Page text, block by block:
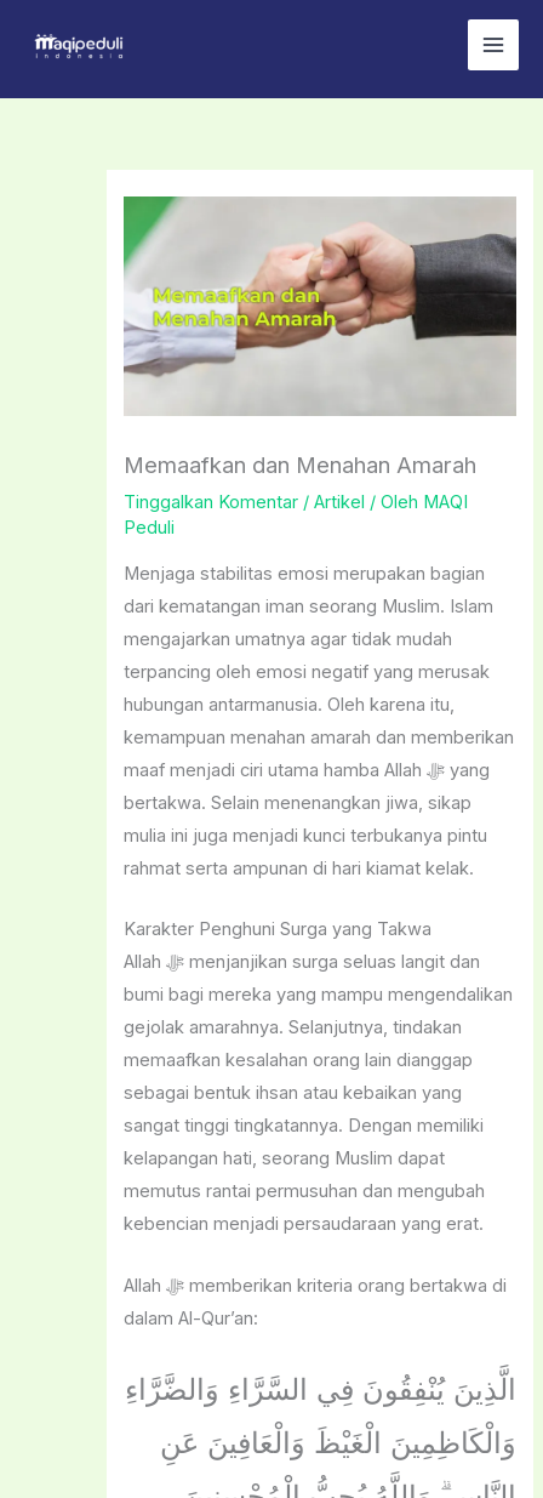
Memaafkan dan Menahan Amarah
Tinggalkan Komentar /Artikel / Oleh MAQI
Peduli
Menjaga stabilitas emosi merupakan bagian
dari kematangan iman seorang Muslim. Islam
mengajarkan umatnya agar tidak mudah
terpancing oleh emosi negatif yang merusak
hubungan antarmanusia. Oleh karena itu,
kemampuan menahan amarah dan memberikan
maaf menjadi ciri utama hamba Allah ﷻ yang
bertakwa. Selain menenangkan jiwa, sikap
mulia ini juga menjadi kunci terbukanya pintu
rahmat serta ampunan di hari kiamat kelak.
Karakter Penghuni Surga yang Takwa
Allah ﷻ menjanjikan surga seluas langit dan
bumi bagi mereka yang mampu mengendalikan
gejolak amarahnya. Selanjutnya, tindakan
memaafkan kesalahan orang lain dianggap
sebagai bentuk ihsan atau kebaikan yang
sangat tinggi tingkatannya. Dengan memiliki
kelapangan hati, seorang Muslim dapat
memutus rantai permusuhan dan mengubah
kebencian menjadi persaudaraan yang erat.
Allah ﷻ memberikan kriteria orang bertakwa di
dalam Al-Qur’an:
الَّذِينَيُنْفِقُونَ فِي السَّرَّاءِ وَالضَّرَّاءِ
وَالْكَاظِمِينَ الْغَيْظَ وَالْعَافِينَ عَنِ